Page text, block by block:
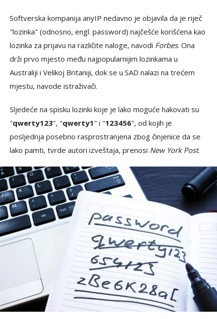
Softverska kompanija anyIP nedavno je objavila da je riječ
"lozinka" (odnosno, engl. password) najčešće korišćena kao
lozinka za prijavu na različite naloge, navodi Forbes. Ona
drži prvo mjesto među najpopularnijim lozinkama u
Australiji i Velikoj Britaniji, dok se u SAD nalazi na trećem
mjestu, navode istraživači.
Sljedeće na spisku lozinki koje je lako moguće hakovati su
"qwerty123", "qwerty1" i "123456", od kojih je
posljednja posebno rasprostranjena zbog činjenice da se
lako pamti, tvrde autori izveštaja, prenosi New York Post.